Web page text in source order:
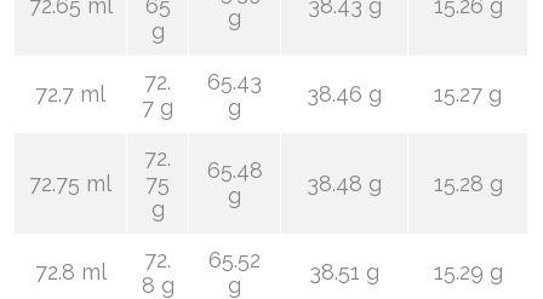
72.65 ml
65
g
g
38.43 g 15.26 g
72.7 ml
72.
7 g
65.43
g
38.46 g 15.27 g
72.75 ml
72.
75
g
65.48
g
38.48 g 15.28 g
72.8 ml
72.
8 g
65.52
g
38.51 g 15.29 g